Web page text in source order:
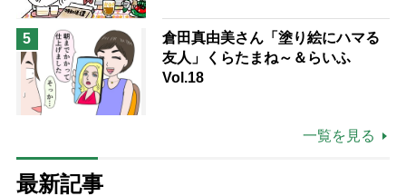
5
倉田真由美さん「塗り絵にハマる
友人」くらたまね～＆らいふ
Vol.18
一覧を見る
最新記事